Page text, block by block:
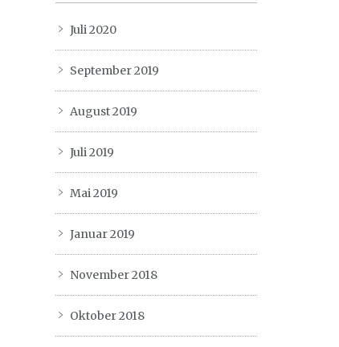
Juli 2020
September 2019
August 2019
Juli 2019
Mai 2019
Januar 2019
November 2018
Oktober 2018